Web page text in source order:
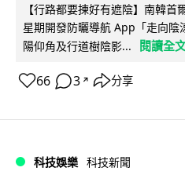
【行路都要揀好有遮陰】南韓
星期開發防曬導航 App「走向陰
陽仰角及行道樹陰影...
閱讀全
66 3 ↗ 分享
科技娛樂 科技新聞